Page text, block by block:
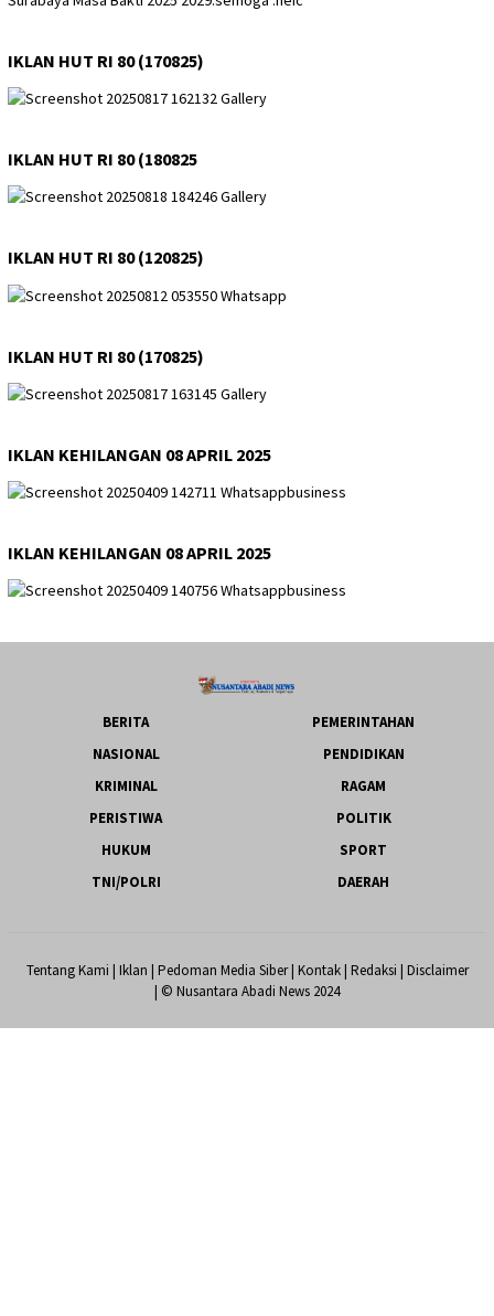
IKLAN HUT RI 80 (170825)
IKLAN HUT RI 80 (180825
IKLAN HUT RI 80 (120825)
IKLAN HUT RI 80 (170825)
IKLAN KEHILANGAN 08 APRIL 2025
IKLAN KEHILANGAN 08 APRIL 2025
BERITA
PEMERINTAHAN
NASIONAL
PENDIDIKAN
KRIMINAL
RAGAM
PERISTIWA
POLITIK
HUKUM
SPORT
TNI/POLRI
DAERAH
Tentang Kami | Iklan | Pedoman Media Siber| Kontak| Redaksi | Disclaimer
| © Nusantara Abadi News 2024